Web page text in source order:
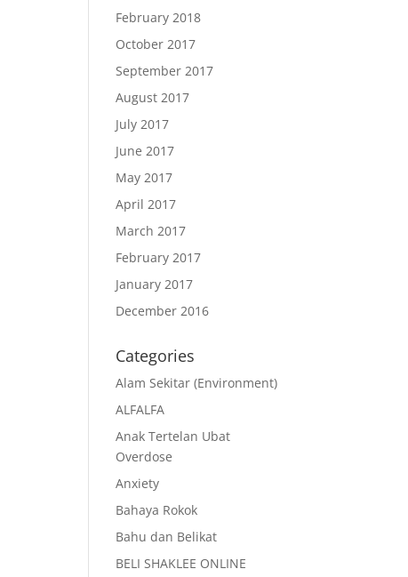
February 2018
October 2017
September 2017
August 2017
July 2017
June 2017
May 2017
April 2017
March 2017
February 2017
January 2017
December 2016
Categories
Alam Sekitar (Environment)
ALFALFA
Anak Tertelan Ubat
Overdose
Anxiety
Bahaya Rokok
Bahu dan Belikat
BELI SHAKLEE ONLINE